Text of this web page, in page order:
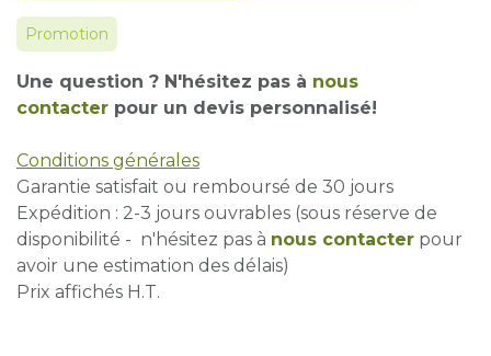
Promotion
Une question ? N'hésitez pas à nous
contacter pour un devis personnalisé!
Conditions générales
Garantie satisfait ou remboursé de 30 jours
Expédition : 2-3 jours ouvrables (sous réserve de
disponibilité - n'hésitez pas à nous contacter pour
avoir une estimation des délais)
Prix affichés H.T.